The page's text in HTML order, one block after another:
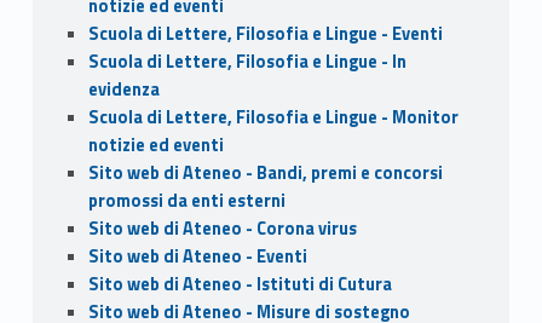
notizie ed eventi
Scuola di Lettere, Filosofia e Lingue - Eventi
Scuola di Lettere, Filosofia e Lingue - In
evidenza
Scuola di Lettere, Filosofia e Lingue - Monitor
notizie ed eventi
Sito web di Ateneo - Bandi, premi e concorsi
promossi da enti esterni
Sito web di Ateneo - Corona virus
Sito web di Ateneo - Eventi
Sito web di Ateneo - Istituti di Cutura
Sito web di Ateneo - Misure di sostegno